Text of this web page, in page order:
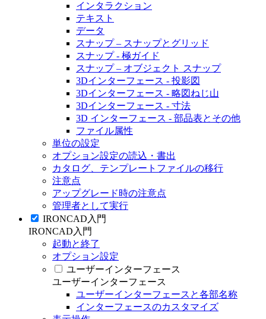
インタラクション
テキスト
データ
スナップ – スナップとグリッド
スナップ - 極ガイド
スナップ – オブジェクト スナップ
3Dインターフェース - 投影図
3Dインターフェース - 略図ねじ山
3Dインターフェース - 寸法
3D インターフェース - 部品表とその他
ファイル属性
単位の設定
オプション設定の読込・書出
カタログ、テンプレートファイルの移行
注意点
アップグレード時の注意点
管理者として実行
IRONCAD入門
IRONCAD入門
起動と終了
オプション設定
ユーザーインターフェース
ユーザーインターフェース
ユーザーインターフェースと各部名称
インターフェースのカスタマイズ